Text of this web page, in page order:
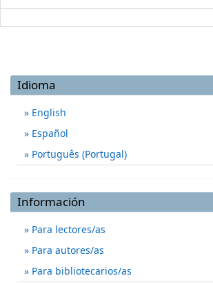
Idioma
English
Español
Português (Portugal)
Información
Para lectores/as
Para autores/as
Para bibliotecarios/as